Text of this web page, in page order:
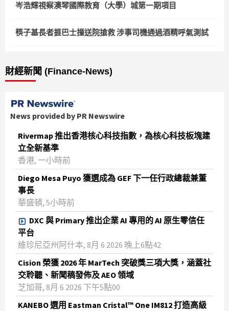
岑浩輝視察澳琴國際教育（大學）城第一期項目
筷子基長者捱巴士撞送院搶救 涉事司機通過酒精呼氣測試
財經新聞 (Finance-News)
News provided by PR Newswire
Rivermap 推出香港核心科技指數，為核心科技板塊建
立全新基準
香港, 一小時前
Diego Mesa Puyo 獲選成為 GEF 下一任行政總裁兼董
事長
華盛頓, 5小時前
DXC 與 Primary 推出企業 AI 專用的 AI 原生零信任
平台
維珍尼亞州阿什本, 8月 6 2026 晚上6點42
Cision 榮獲 2026 年 MarTech 突破獎三項大獎，涵蓋社
交聆聽、新聞稿發佈及 AEO 領域
芝加哥, 8月 6 2026 下午5點00
KANEBO 選用 Eastman Cristal™ One IM812 打造高級